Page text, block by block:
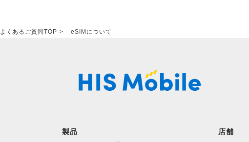
よくあるご質問TOP eSIMについて
製品 店舗